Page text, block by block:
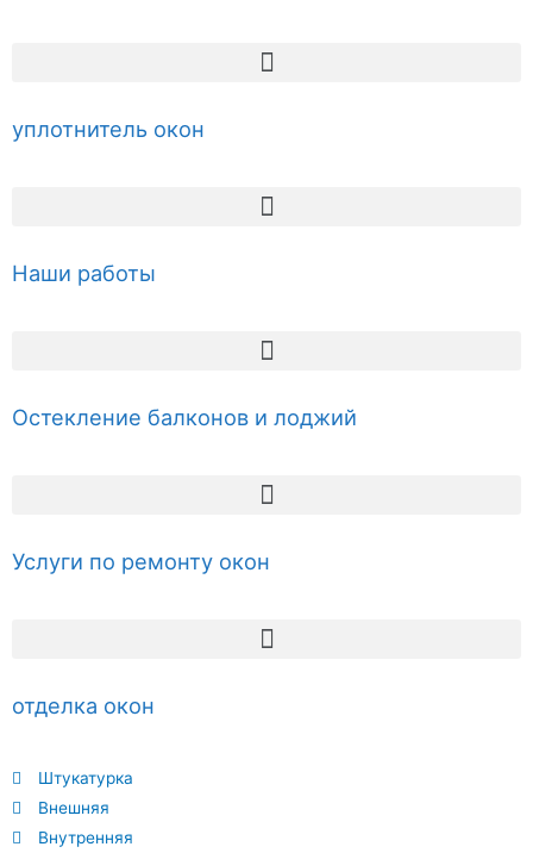
уплотнитель окон
Наши работы
Остекление балконов и лоджий
Услуги по ремонту окон
отделка окон
Штукатурка
Внешняя
Внутренняя